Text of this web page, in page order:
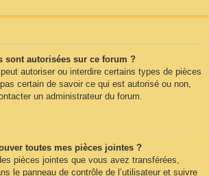
sont autorisées sur ce forum ?
autoriser ou interdire certains types de pièces
certain de savoir ce qui est autorisé ou non,
un administrateur du forum.
toutes mes pièces jointes ?
pièces jointes que vous avez transférées,
le panneau de contrôle de l’utilisateur et suivre